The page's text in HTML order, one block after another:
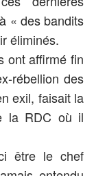
« des bandits
éliminés.
ont affirmé fin
rébellion des
exil, faisait la
la RDC où il
être le chef